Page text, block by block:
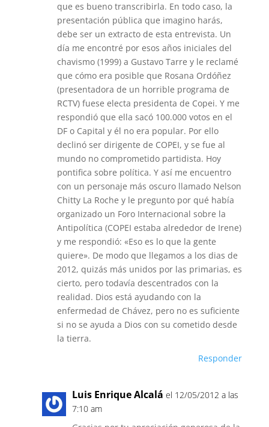
que es bueno transcribirla. En todo caso, la
presentación pública que imagino harás,
debe ser un extracto de esta entrevista. Un
día me encontré por esos años iniciales del
chavismo (1999) a Gustavo Tarre y le reclamé
que cómo era posible que Rosana Ordóñez
(presentadora de un horrible programa de
RCTV) fuese electa presidenta de Copei. Y me
respondió que ella sacó 100.000 votos en el
DF o Capital y él no era popular. Por ello
declinó ser dirigente de COPEI, y se fue al
mundo no comprometido partidista. Hoy
pontifica sobre política. Y así me encuentro
con un personaje más oscuro llamado Nelson
Chitty La Roche y le pregunto por qué había
organizado un Foro Internacional sobre la
Antipolítica (COPEI estaba alrededor de Irene)
y me respondió: «Eso es lo que la gente
quiere». De modo que llegamos a los dias de
2012, quizás más unidos por las primarias, es
cierto, pero todavía descentrados con la
realidad. Dios está ayudando con la
enfermedad de Chávez, pero no es suficiente
si no se ayuda a Dios con su cometido desde
la tierra.
Responder
Luis Enrique Alcalá el 12/05/2012 a las
7:10 am